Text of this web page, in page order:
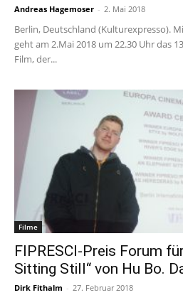
Andreas Hagemoser - 2. Mai 2018
Berlin, Deutschland (Kulturexpresso).
geht am 2.Mai 2018 um 22.30 Uhr das
Film, der...
Filme
FIPRESCI-Preis Forum
Sitting Still“ von Hu Bo.
Dirk Fithalm - 27. Februar 2018